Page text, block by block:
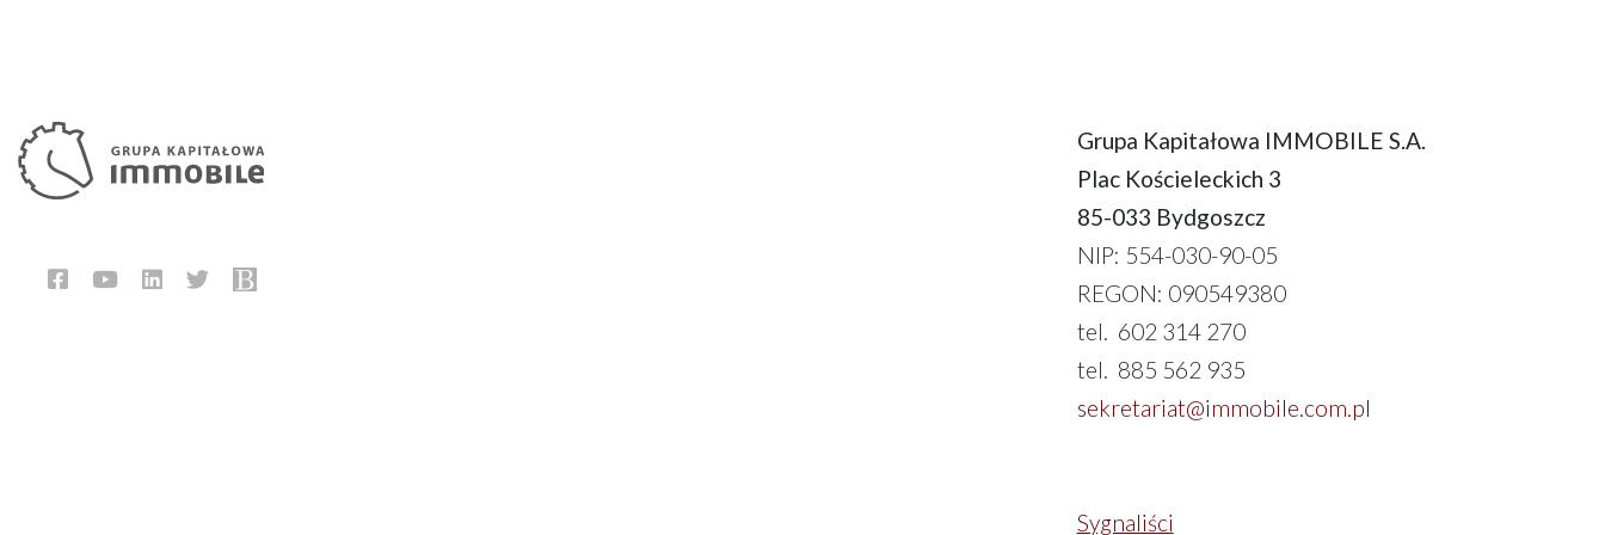
Członek ZarząduGrupa Kapitałowa IMMOBILE S.A.
Grupa Kapitałowa IMMOBILE S.A.
Plac Kościeleckich 3
85-033 Bydgoszcz
NIP: 554-030-90-05
REGON: 090549380
tel. 602 314 270
tel. 885 562 935
sekretariat@immobile.com.pl
Sygnaliści